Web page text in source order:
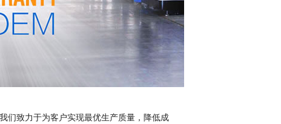
们致力于为客户实现最优生产质量，降低成